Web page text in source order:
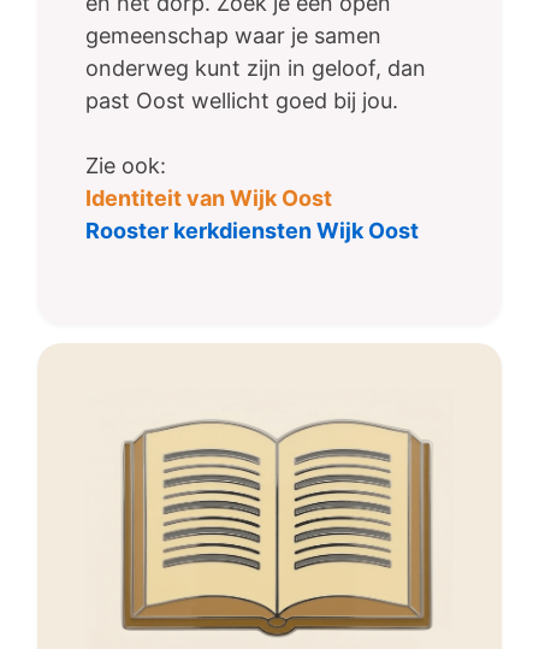
gemeenschap waar je samen
onderweg kunt zijn in geloof, dan
past Oost wellicht goed bij jou.
Zie ook:
Identiteit van Wijk Oost
Rooster kerkdiensten Wijk Oost